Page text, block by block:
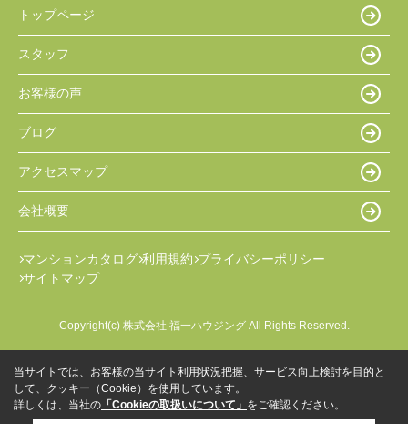
トップページ
スタッフ
お客様の声
ブログ
アクセスマップ
会社概要
マンションカタログ 利用規約 プライバシーポリシー
サイトマップ
Copyright(c) 株式会社 福一ハウジング All Rights Reserved.
当サイトでは、お客様の当サイト利用状況把握、サービス向上検討を目的と
して、クッキー（Cookie）を使用しています。
詳しくは、当社の 「Cookieの取扱いについて」 をご確認ください。